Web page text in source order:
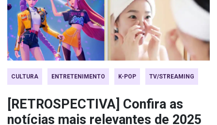
CULTURA ENTRETENIMENTO K-POP TV/STREAMING
[RETROSPECTIVA] Confira as
notícias mais relevantes de 2025